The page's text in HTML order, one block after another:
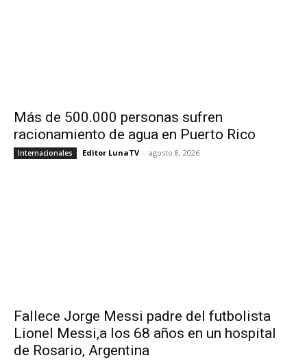
Más de 500.000 personas sufren
racionamiento de agua en Puerto Rico
Internacionales Editor LunaTV - agosto 8, 2026
Fallece Jorge Messi padre del futbolista
Lionel Messi,a los 68 años en un hospital
de Rosario, Argentina